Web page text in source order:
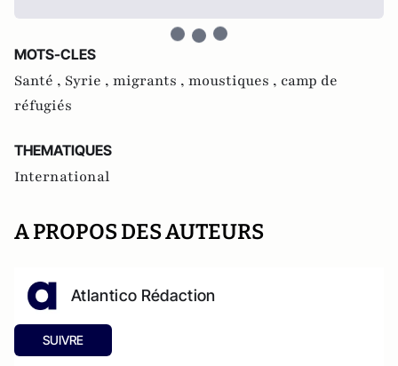
MOTS-CLES
Santé , Syrie , migrants , moustiques , camp de
réfugiés
THEMATIQUES
International
A PROPOS DES AUTEURS
Atlantico Rédaction
SUIVRE